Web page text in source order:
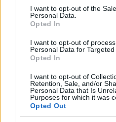
consent section.
I want to opt-out of the
Personal Data.
Opted In
I want to opt-out of
Personal Data for
Opted In
I want to opt-out of
Retention, Sale, and/or
Personal Data that Is
Purposes for which it was
Opted Out
Várostratégiai Bizottság nem
előterjesztést.
KONTEXTUSBAN
2022. október. 07. 10:24
polgármesterrel, ezúttal
A CIVILEK HELYETT
SZÉPKORÚAKKAL
DÉZSI CSABA ANDRÁS